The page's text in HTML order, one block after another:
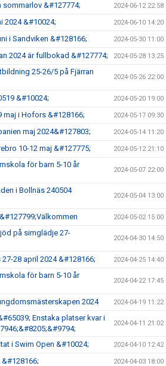
sommarlov &#127774; 2024-06-12 22:58
2024 &#10024; 2024-06-10 14:20
i Sandviken &#128166; 2024-05-30 11:00
2024 är fullbokad &#127774; 2024-05-28 13:25
25-26/5 på Fjärran
2024-05-26 22:00
&#10024; 2024-05-20 19:00
maj i Hofors &#128166; 2024-05-17 09:30
maj 2024&#127803; 2024-05-14 11:20
10-12 maj &#127775; 2024-05-12 21:10
för barn 5-10 år
2024-05-07 22:00
i Bollnäs 240504
2024-05-04 13:00
2024-05-02 15:00
på simglädje 27-
2024-04-30 14:50
28 april 2024 &#128166; 2024-04-25 14:40
för barn 5-10 år
2024-04-22 17:45
2024 2024-04-19 11:22
Enstaka platser kvar i
2024-04-11 21:02
i Swim Open &#10024; 2024-04-10 12:42
2024-04-03 18:00